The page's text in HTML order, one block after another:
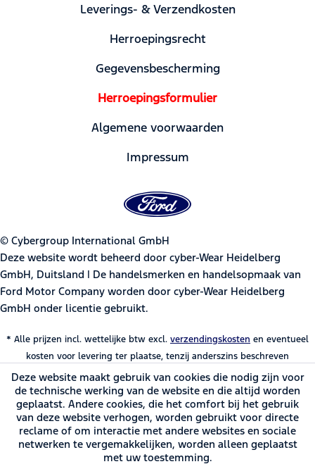
Leverings- & Verzendkosten
Herroepingsrecht
Gegevensbescherming
Herroepingsformulier
Algemene voorwaarden
Impressum
© Cybergroup International GmbH
Deze website wordt beheerd door cyber-Wear Heidelberg
GmbH, Duitsland | De handelsmerken en handelsopmaak van
Ford Motor Company worden door cyber-Wear Heidelberg
GmbH onder licentie gebruikt.
* Alle prijzen incl. wettelijke btw excl. verzendingskosten en eventueel
kosten voor levering ter plaatse, tenzij anderszins beschreven
Deze website maakt gebruik van cookies die nodig zijn voor
de technische werking van de website en die altijd worden
geplaatst. Andere cookies, die het comfort bij het gebruik
van deze website verhogen, worden gebruikt voor directe
reclame of om interactie met andere websites en sociale
netwerken te vergemakkelijken, worden alleen geplaatst
met uw toestemming.